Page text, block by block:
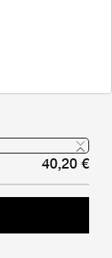
40,20€